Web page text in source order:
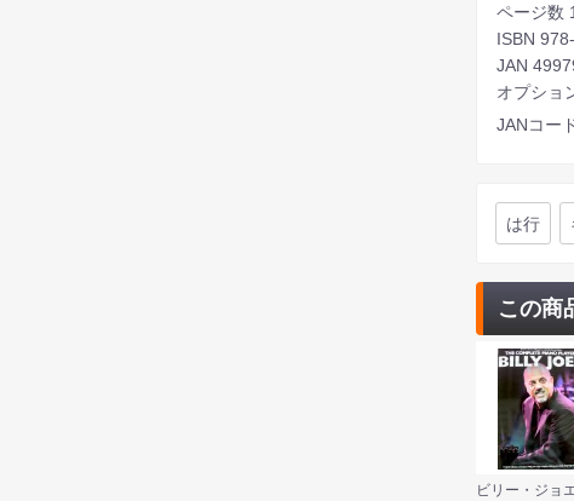
ページ数
ISBN
JAN
オプショ
JANコー
は行
この商